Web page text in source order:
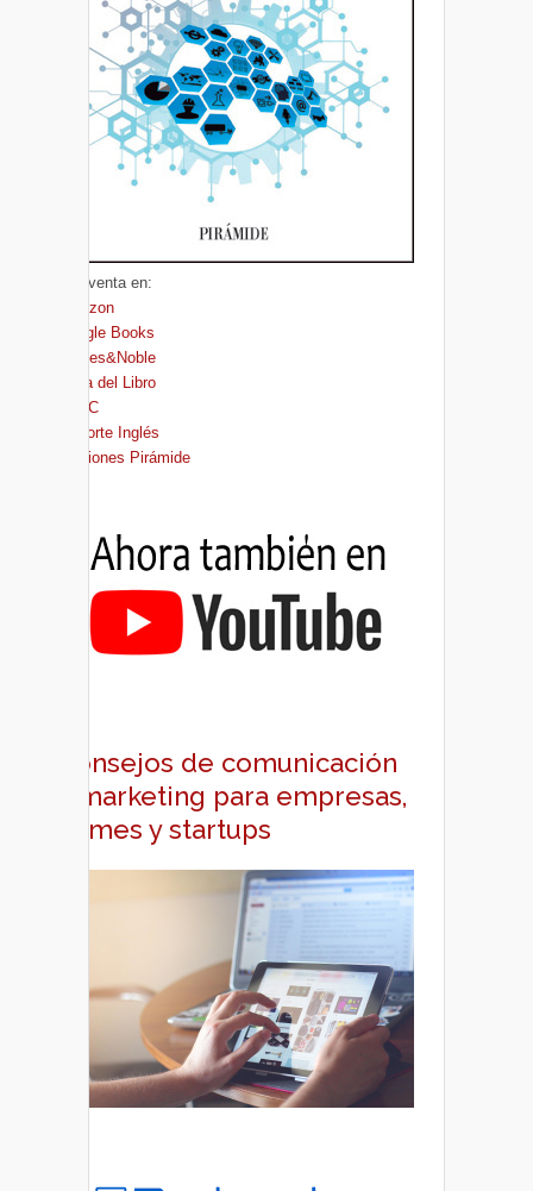
A la venta en:
Amazon
Google Books
Barnes&Noble
Casa del Libro
FNAC
El Corte Inglés
Ediciones Pirámide
Consejos de comunicación
y marketing para empresas,
pymes y startups